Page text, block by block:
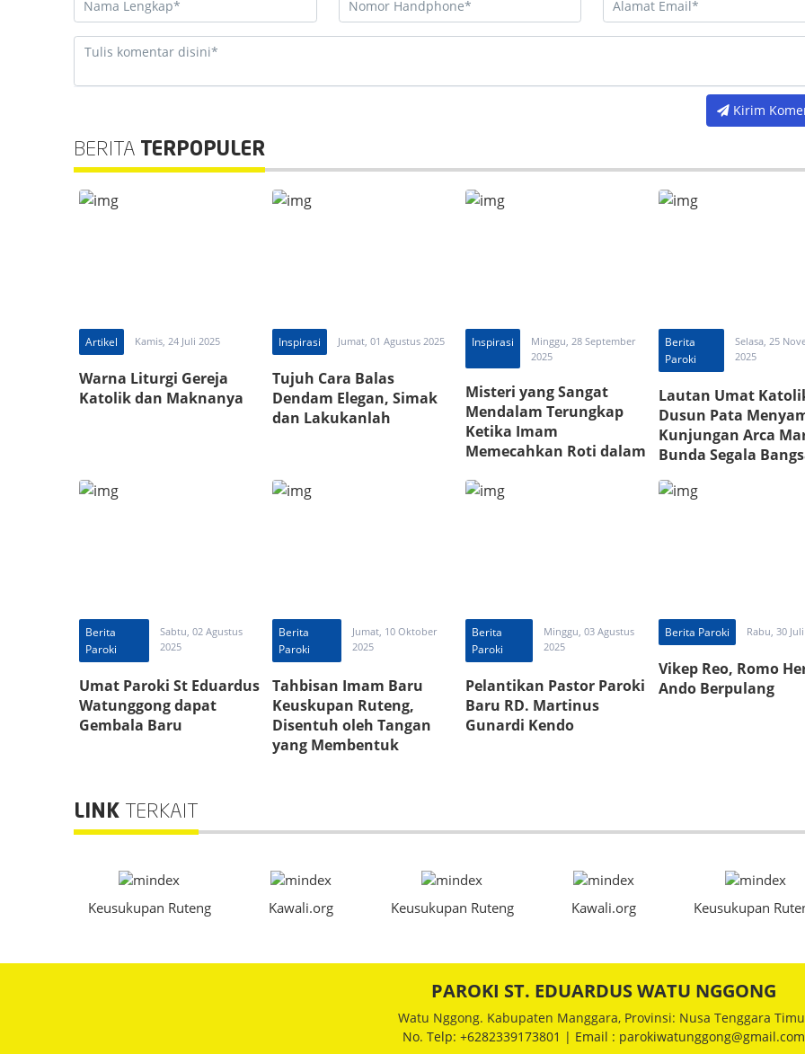
Kirim
BERITA TERPOPULER
Artikel Kamis, 24 Juli 2025
Warna Liturgi Gereja
Katolik dan Maknanya
Inspirasi Jumat, 01 Agustus 2025
Tujuh Cara Balas
Dendam Elegan, Simak
dan Lakukanlah
Inspirasi
Minggu, 28 September
2025
Misteri yang Sangat
Mendalam Terungkap
Ketika Imam
Memecahkan Roti dalam
Berita
Paroki
Selasa, 25
2025
Lautan Umat
Dusun Pata
Kunjungan Arca
Bunda Segala
di Sana
Berita
Paroki
Sabtu, 02 Agustus
2025
Umat Paroki St Eduardus
Watunggong dapat
Gembala Baru
Berita
Paroki
Jumat, 10 Oktober
2025
Tahbisan Imam Baru
Keuskupan Ruteng,
Disentuh oleh Tangan
yang Membentuk
Berita
Paroki
Minggu, 03 Agustus
2025
Pelantikan Pastor Paroki
Baru RD. Martinus
Gunardi Kendo
Berita Paroki Rabu, 30
Vikep Reo, Romo
Ando Berpulang
LINK TERKAIT
Keusukupan Ruteng Kawali.org Keusukupan Ruteng Kawali.org Keusukupan
PAROKI ST. EDUARDUS WATU NGGONG
Watu Nggong. Kabupaten Manggara, Provinsi: Nusa Tenggara
No. Telp: +6282339173801 | Email : parokiwatunggong@gmail.com